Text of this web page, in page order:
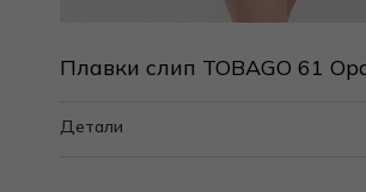
Плавки слип TOBAGO 61
Детали